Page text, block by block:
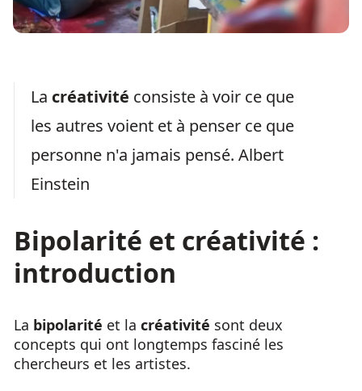
La créativité consiste à voir ce que
les autres voient et à penser ce que
personne n'a jamais pensé. Albert
Einstein
Bipolarité et créativité :
introduction
La bipolarité et la créativité sont deux
concepts qui ont longtemps fasciné les
chercheurs et les artistes.